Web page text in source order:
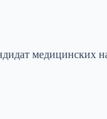
медицинских